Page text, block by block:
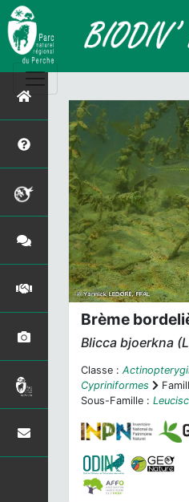
Brème
Blicca bjoerkna
Classe :
Cypriniformes
Sous-Famille :